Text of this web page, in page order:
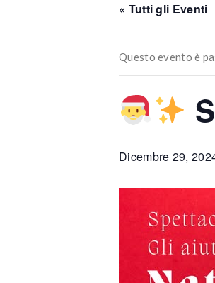
« Tutti gli Eventi
Questo evento è
Dicembre 29,